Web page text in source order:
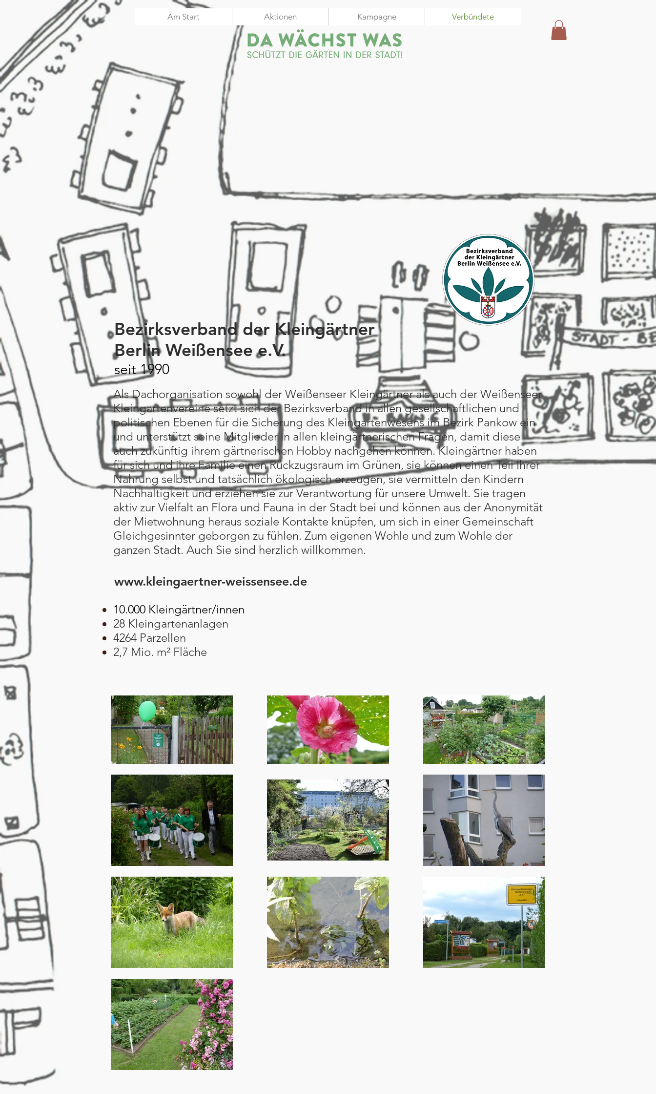
Am Start Aktionen Kampagne Verbündete
Bezirksverband der Kleingärtner
Berlin Weißensee e.V.
seit 1990
Als Dachorganisation sowohl der Weißenseer Kleingärtner als auch der Weißenseer
Kleingartenvereine setzt sich der Bezirksverband in allen gesellschaftlichen und
politischen Ebenen für die Sicherung des Kleingartenwesens im Bezirk Pankow ein
und unterstützt seine Mitglieder in allen kleingärtnerischen Fragen, damit diese
auch zukünftig ihrem gärtnerischen Hobby nachgehen können. Kleingärtner haben
für sich und ihre Familie einen Rückzugsraum im Grünen, sie können einen Teil Ihrer
Nahrung selbst und tatsächlich ökologisch erzeugen, sie vermitteln den Kindern
Nachhaltigkeit und erziehen sie zur Verantwortung für unsere Umwelt. Sie tragen
aktiv zur Vielfalt an Flora und Fauna in der Stadt bei und können aus der Anonymität
der Mietwohnung heraus soziale Kontakte knüpfen, um sich in einer Gemeinschaft
Gleichgesinnter geborgen zu fühlen. Zum eigenen Wohle und zum Wohle der
ganzen Stadt. Auch Sie sind herzlich willkommen.
www.kleingaertner-weissensee.de
10.000 Kleingärtner/innen
28 Kleingartenanlagen
4264 Parzellen
2,7 Mio. m² Fläche